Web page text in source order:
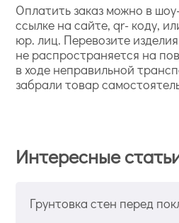
Оплатить заказ можно в
ссылке на сайте, qr- коду,
юр. лиц. Перевозите
не распространяется на
в ходе неправильной
забрали товар
Интересные
Грунтовка стен перед